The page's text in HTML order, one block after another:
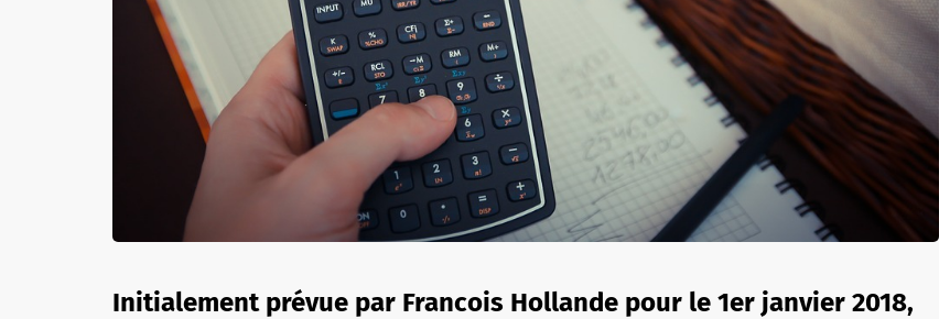
Initialement prévue par Francois Hollande pour le 1er janvier 2018,